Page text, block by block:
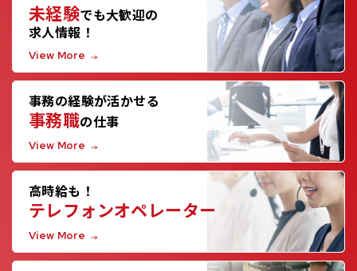
未経験でも大歓迎の
求人情報！
View More
事務の経験が活かせる
事務職の仕事
View More
高時給も！
テレフォンオペレーター
View More